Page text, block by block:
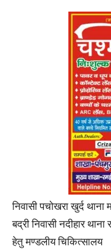
निवासी पचोखरा खुर्द
बद्री निवासी नदीहार
हेतु मण्डलीय चिकित्सालय